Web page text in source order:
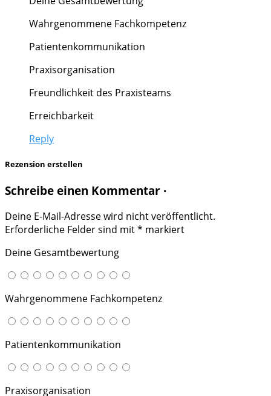
Wahrgenommene Fachkompetenz
Patientenkommunikation
Praxisorganisation
Freundlichkeit des Praxisteams
Erreichbarkeit
Reply
Rezension erstellen
Schreibe einen Kommentar ·
Deine E-Mail-Adresse wird nicht veröffentlicht.
Erforderliche Felder sind mit* markiert
Deine Gesamtbewertung
Wahrgenommene Fachkompetenz
Patientenkommunikation
Praxisorganisation